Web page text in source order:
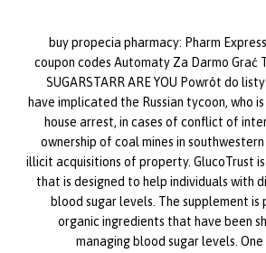
buy propecia pharmacy: Pharm
coupon codes Automaty Za Darmo Grać
SUGARSTARR ARE YOU Powrót do
have implicated the Russian tycoon, who
house arrest, in cases of conflict of
ownership of coal mines in
illicit acquisitions of property. GlucoTrust
that is designed to help individuals with
blood sugar levels. The supplement
organic ingredients that have been
managing blood sugar levels.